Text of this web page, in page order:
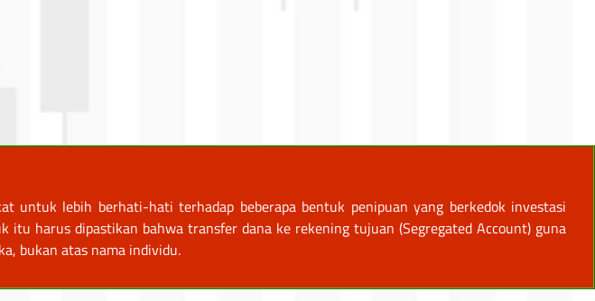
untuk lebih berhati-hati terhadap beberapa bentuk penipuan yang berkedok investasi
itu harus dipastikan bahwa transfer dana ke rekening tujuan (Segregated Account) guna
bukan atas nama individu.